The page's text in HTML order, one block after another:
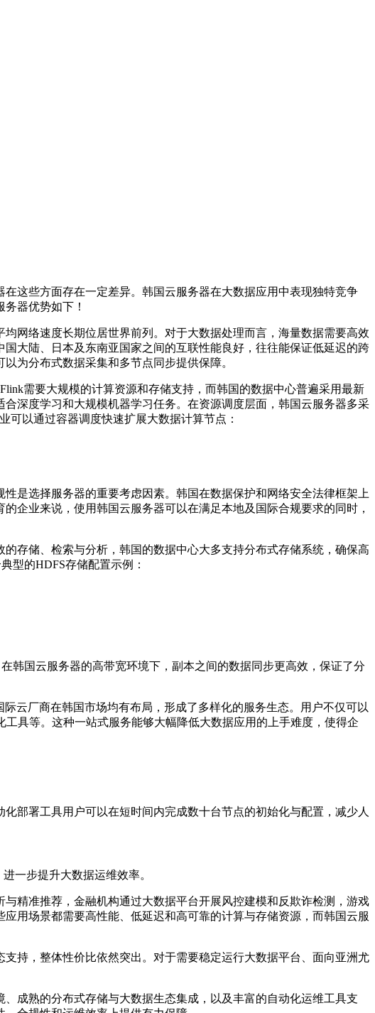
这些方面存在一定差异。韩国云服务器在大数据应用中表现独特竞争
器优势如下！
网络速度长期位居世界前列。对于大数据处理而言，海量数据需要高效
大陆、日本及东南亚国家之间的互联性能良好，往往能保证低延迟的跨
为分布式数据采集和多节点同步提供保障。
Flink需要大规模的计算资源和存储支持，而韩国的数据中心普遍采用最新
合深度学习和大规模机器学习任务。在资源调度层面，韩国云服务器多采
可以通过容器调度快速扩展大数据计算节点：
是选择服务器的重要考虑因素。韩国在数据保护和网络安全法律框架上
企业来说，使用韩国云服务器可以在满足本地及国际合规要求的同时，
存储、检索与分析，韩国的数据中心大多支持分布式存储系统，确保高
型的HDFS存储配置示例：
韩国云服务器的高带宽环境下，副本之间的数据同步更高效，保证了分
云厂商在韩国市场均有布局，形成了多样化的服务生态。用户不仅可以
工具等。这种一站式服务能够大幅降低大数据应用的上手难度，使得企
部署工具用户可以在短时间内完成数十台节点的初始化与配置，减少人
一步提升大数据运维效率。
精准推荐，金融机构通过大数据平台开展风控建模和反欺诈检测，游戏
用场景都需要高性能、低延迟和高可靠的计算与存储资源，而韩国云服
持，整体性价比依然突出。对于需要稳定运行大数据平台、面向亚洲尤
成熟的分布式存储与大数据生态集成，以及丰富的自动化运维工具支